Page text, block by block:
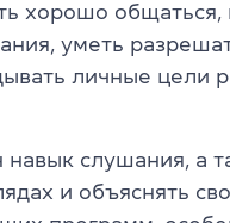
хорошо общаться,
уметь
личные цели
навык слушания, а
и объяснять